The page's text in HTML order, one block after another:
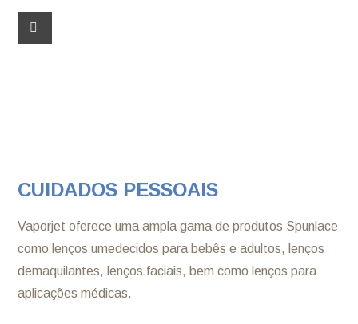
CUIDADOS PESSOAIS
Vaporjet oferece uma ampla gama de produtos Spunlace
como lenços umedecidos para bebês e adultos, lenços
demaquilantes, lenços faciais, bem como lenços para
aplicações médicas.